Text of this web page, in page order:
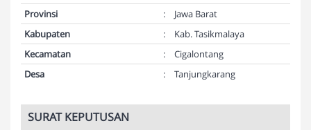
Provinsi
:
Jawa Barat
Kabupaten
:
Kab. Tasikmalaya
Kecamatan
:
Cigalontang
Desa
: Tanjungkarang
SURAT KEPUTUSAN